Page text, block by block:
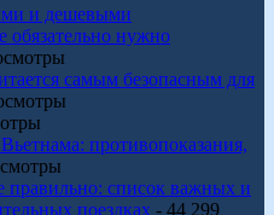
и дешевыми
обязательно нужно
самым безопасным для
противопоказания,
список важных и
поездках - 44 299